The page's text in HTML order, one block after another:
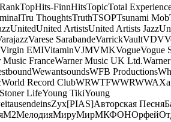
TopHits-FinnHitsTopicTotal
Tru ThoughtsTruthTSOPTsunami Mob
UnitedUnited ArtistsUnited Artists Jazz
Varese SarabandeVarrickVaultVDV
Virgin EMIVitaminVJMVMKVogueVogue
Music FranceWarner Music UK Ltd.
WewantsoundsWFB Productions
World Record ClubWRWTFWWRWWA
LifeYoung TikiYoung
Zyx[PIAS]Авторская Песня
М2МелодияМируМирМКФОНОрфей